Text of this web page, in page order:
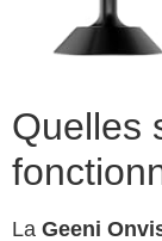
Quelles
La Geeni